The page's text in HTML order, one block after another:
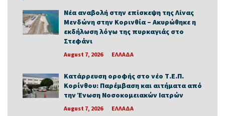
Νέα αναβολή στην επίσκεψη της Λίνας
Μενδώνη στην Κορινθία – Ακυρώθηκε η
εκδήλωση λόγω της πυρκαγιάς στο
Στεφάνι
August 7, 2026 ΕΛΛΑΔΑ
Κατάρρευση οροφής στο νέο Τ.Ε.Π.
Κορίνθου: Παρέμβαση και αιτήματα από
την Ένωση Νοσοκομειακών Ιατρών
August 7, 2026 ΕΛΛΑΔΑ